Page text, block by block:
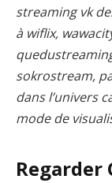
streaming vk
à wiflix,
sokrostream,
dans l’univers
mode de
Regarder